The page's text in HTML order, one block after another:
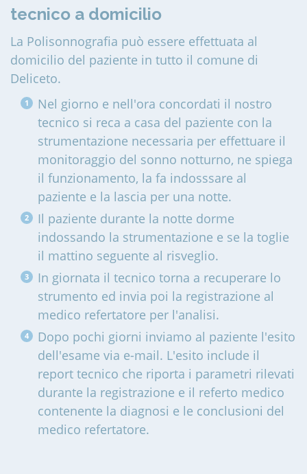
tecnico a domicilio
La Polisonnografia può essere effettuata al
domicilio del paziente in tutto il comune di
Deliceto.
Nel giorno e nell'ora concordati il nostro
tecnico si reca a casa del paziente con la
strumentazione necessaria per effettuare il
monitoraggio del sonno notturno, ne spiega
il funzionamento, la fa indosssare al
paziente e la lascia per una notte.
Il paziente durante la notte dorme
indossando la strumentazione e se la toglie
il mattino seguente al risveglio.
In giornata il tecnico torna a recuperare lo
strumento ed invia poi la registrazione al
medico refertatore per l'analisi.
Dopo pochi giorni inviamo al paziente l'esito
dell'esame via e-mail. L'esito include il
report tecnico che riporta i parametri rilevati
durante la registrazione e il referto medico
contenente la diagnosi e le conclusioni del
medico refertatore.